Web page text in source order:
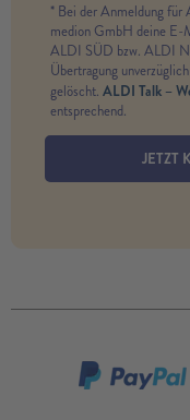
* Bei der Anmeldung
medion GmbH deine E-
ALDI SÜD bzw. ALDI
Übertragung
gelöscht. ALDI Talk –
entsprechend.
JETZT